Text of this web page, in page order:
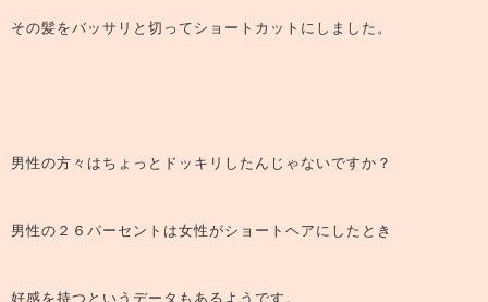
その髪をバッサリと切ってショートカットにしました。
男性の方々はちょっとドッキリしたんじゃないですか？
男性の２６パーセントは女性がショートヘアにしたとき
好感を持つというデータもあるようです。